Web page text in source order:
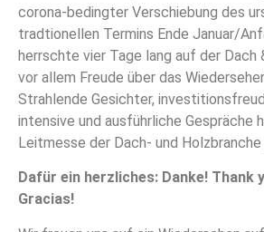
corona-bedingter Verschiebung des
tradtionellen Termins Ende Januar/
herrschte vier Tage lang auf der Dach
vor allem Freude über das
Strahlende Gesichter,
intensive und ausführliche Gespräche
Leitmesse der Dach- und
Dafür ein herzliches: Danke! Thank
Gracias!